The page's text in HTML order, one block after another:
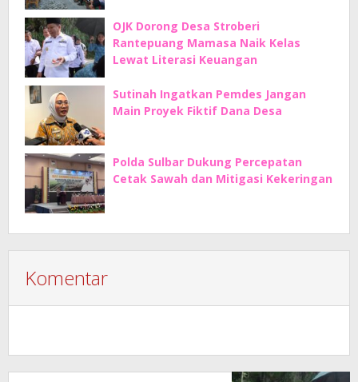
OJK Dorong Desa Stroberi
Rantepuang Mamasa Naik Kelas
Lewat Literasi Keuangan
Sutinah Ingatkan Pemdes Jangan
Main Proyek Fiktif Dana Desa
Polda Sulbar Dukung Percepatan
Cetak Sawah dan Mitigasi Kekeringan
Komentar